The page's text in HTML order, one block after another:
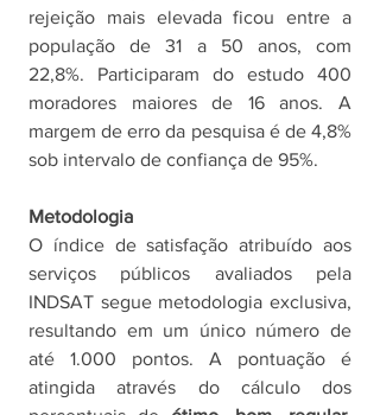
rejeição mais elevada ficou entre a
população de 31 a 50 anos, com
22,8%. Participaram do estudo 400
moradores maiores de 16 anos. A
margem de erro da pesquisa é de 4,8%
sob intervalo de confiança de 95%.
Metodologia
O índice de satisfação atribuído aos
serviços públicos avaliados pela
INDSAT segue metodologia exclusiva,
resultando em um único número de
até 1.000 pontos. A pontuação é
atingida através do cálculo dos